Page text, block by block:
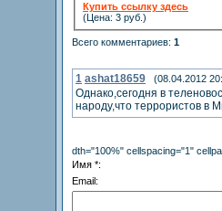
Купить ссылку здесь
(Цена: 3 руб.)
Всего комментариев: 1
1 ashat18659 (08.04.2012
Однако,сегодня в
народу,что террористов в
dth="100%" cellspacing="1"
Имя *:
Email: